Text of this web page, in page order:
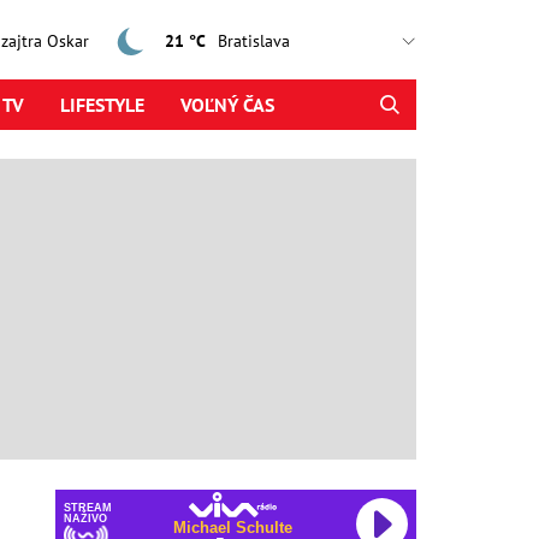
Oskar 21 °C
LIFESTYLE VOĽNÝ ČAS
STREAM
NAŽIVO
Michael Schulte